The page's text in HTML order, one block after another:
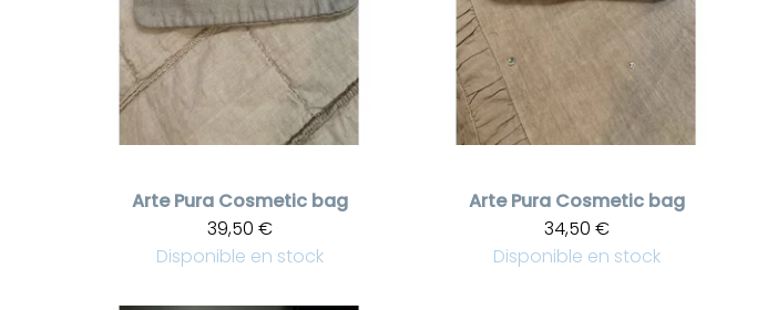
Arte Pura Cosmetic bag
39,50 €
Disponible en stock
Arte Pura Cosmetic bag
34,50 €
Disponible en stock